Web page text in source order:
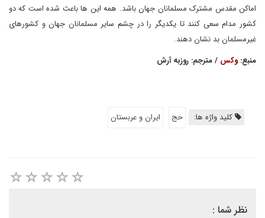
اماکن مقدس مشترک مسلمانان جهان باشد. همه این ها باعث شده است که دو
کشور مدام سعی کنند تا یکدیگر را در چشم سایر مسلمانان جهان و کشورهای
غیرمسلمان بد نشان دهند.
منبع:وکس / مترجم: روزبه آرش
کلید واژه ها: حج ایران و عربستان
نظر شما :